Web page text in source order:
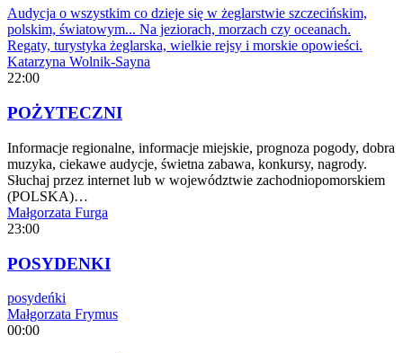
Audycja o wszystkim co dzieje się w żeglarstwie szczecińskim,
polskim, światowym... Na jeziorach, morzach czy oceanach.
Regaty, turystyka żeglarska, wielkie rejsy i morskie opowieści.
Katarzyna Wolnik-Sayna
22:00
POŻYTECZNI
Informacje regionalne, informacje miejskie, prognoza pogody, dobra
muzyka, ciekawe audycje, świetna zabawa, konkursy, nagrody.
Słuchaj przez internet lub w województwie zachodniopomorskiem
(POLSKA)…
Małgorzata Furga
23:00
POSYDENKI
posydeńki
Małgorzata Frymus
00:00